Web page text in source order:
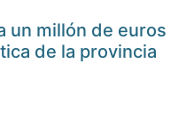
un millón de euros
de la provincia